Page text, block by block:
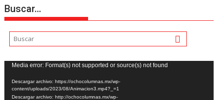
Buscar…
Reproductor
de
vídeo
Media error: Format(s) not supported or source(s) not found
Descargar archivo: https://ochocolumnas.mx/wp-
content/uploads/2023/08/Animacion3.mp4?_=1
Descargar archivo: http://ochocolumnas.mx/wp-